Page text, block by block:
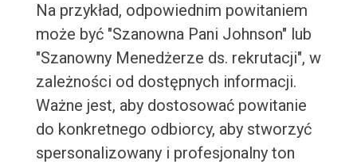
Na przykład, odpowiednim powitaniem
może być "Szanowna Pani Johnson" lub
"Szanowny Menedżerze ds. rekrutacji", w
zależności od dostępnych informacji.
Ważne jest, aby dostosować powitanie
do konkretnego odbiorcy, aby stworzyć
spersonalizowany i profesjonalny ton